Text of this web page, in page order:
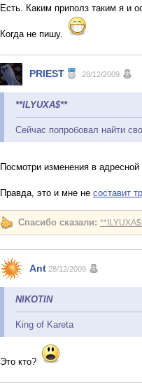
Есть. Каким приполз таким я и
Когда не пишу.
PRIEST 28/12/2009
**ILYUXA$**
Сейчас попробовал найти
Посмотри изменения в
Правда, это и мне не составит
Спасибо сказали:
Ant 28/12/2009
NIKOTIN
King of Kareta
Это кто?